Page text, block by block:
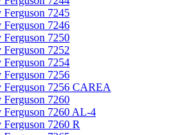
Ferguson 7245
Ferguson 7246
Ferguson 7250
Ferguson 7252
Ferguson 7254
Ferguson 7256
Ferguson 7256 CAREA
Ferguson 7260
Ferguson 7260 AL-4
Ferguson 7260 R